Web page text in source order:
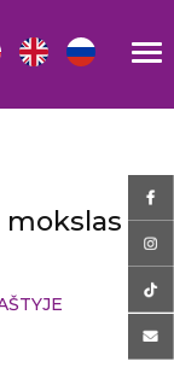
mokslas